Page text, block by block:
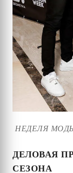
НЕДЕЛЯ МОДЫ
ДЕЛОВАЯ
СЕЗОНА